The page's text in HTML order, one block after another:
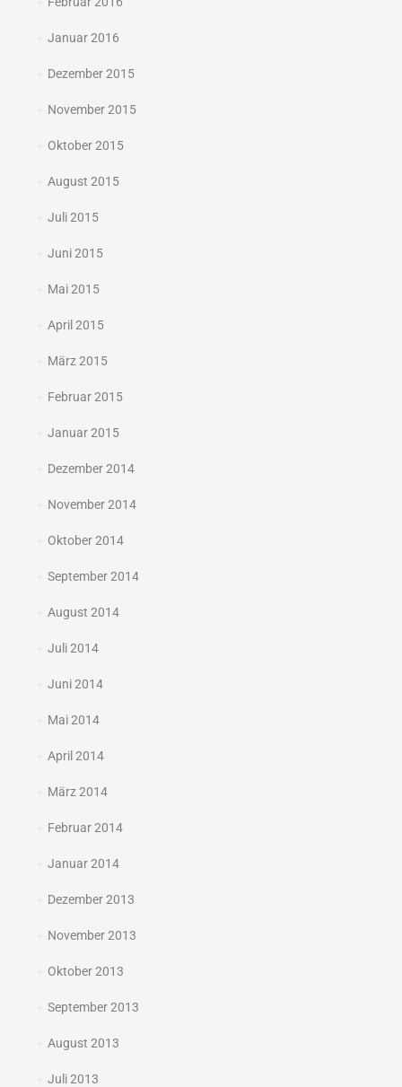
Januar 2016
Dezember 2015
November 2015
Oktober 2015
August 2015
Juli 2015
Juni 2015
Mai 2015
April 2015
März 2015
Februar 2015
Januar 2015
Dezember 2014
November 2014
Oktober 2014
September 2014
August 2014
Juli 2014
Juni 2014
Mai 2014
April 2014
März 2014
Februar 2014
Januar 2014
Dezember 2013
November 2013
Oktober 2013
September 2013
August 2013
Juli 2013